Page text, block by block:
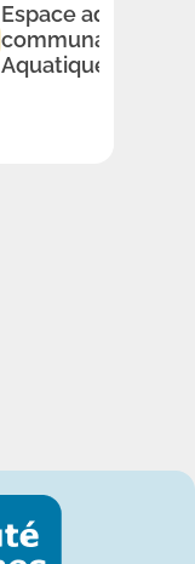
Espace
communautaire
Aquatique